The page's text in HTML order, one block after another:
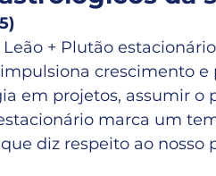
+ Plutão estacionário
crescimento
em projetos, assumir
marca um
diz respeito ao nosso